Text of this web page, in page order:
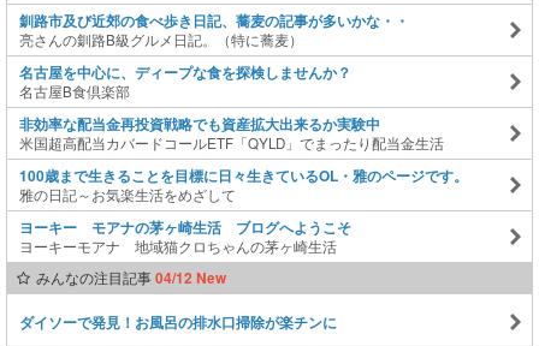
釧路市及び近郊の食べ歩き日記、蕎麦の記事が多いかな・・
亮さんの釧路B級グルメ日記。（特に蕎麦）
名古屋を中心に、ディープな食を探検しませんか？
名古屋B食倶楽部
非効率な配当金再投資戦略でも資産拡大出来るか実験中
米国超高配当カバードコールETF「QYLD」でまったり配当金生活
100歳まで生きることを目標に日々生きているOL・雅のページです。
雅の日記～お気楽生活をめざして
ヨーキー モアナの茅ヶ崎生活 ブログへようこそ
ヨーキーモアナ 地域猫クロちゃんの茅ヶ崎生活
みんなの注目記事04/12 New
ダイソーで発見！お風呂の排水口掃除が楽チンに